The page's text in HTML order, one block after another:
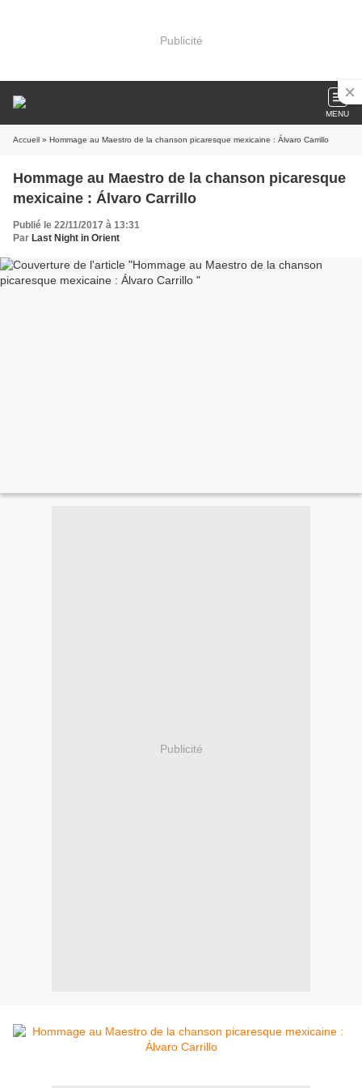
Publicité
MENU
Accueil » Hommage au Maestro de la chanson picaresque mexicaine : Álvaro Carrillo
Hommage au Maestro de la chanson picaresque
mexicaine : Álvaro Carrillo
Publié le 22/11/2017 à 13:31
Par Last Night in Orient
Publicité